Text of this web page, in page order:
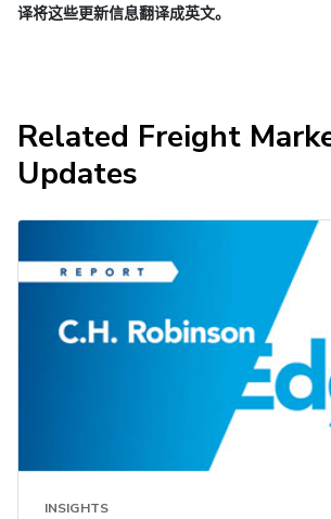
译将这些更新信息翻译成英文。
Related Freight
Updates
INSIGHTS